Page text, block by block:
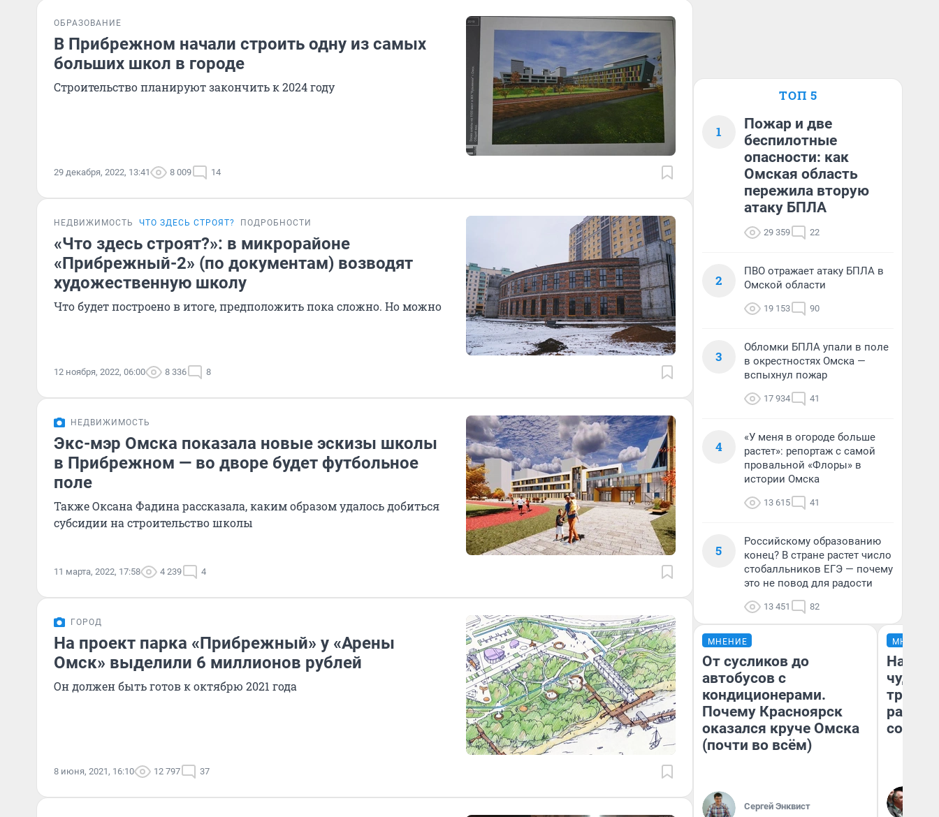
ОБРАЗОВАНИЕ
В Прибрежном начали строить одну из самых
больших школ в городе
Строительство планируют закончить к 2024 году
29 декабря, 2022, 13:41 8 009 14
НЕДВИЖИМОСТЬ ЧТО ЗДЕСЬ СТРОЯТ? ПОДРОБНОСТИ
«Что здесь строят?»: в микрорайоне
«Прибрежный-2» (по документам) возводят
художественную школу
Что будет построено в итоге, предположить пока сложно. Но можно
12 ноября, 2022, 06:00 8 336 8
НЕДВИЖИМОСТЬ
Экс-мэр Омска показала новые эскизы школы
в Прибрежном — во дворе будет футбольное
поле
Также Оксана Фадина рассказала, каким образом удалось добиться
субсидии на строительство школы
11 марта, 2022, 17:58 4 239 4
ГОРОД
На проект парка «Прибрежный» у «Арены
Омск» выделили 6 миллионов рублей
Он должен быть готов к октябрю 2021 года
8 июня, 2021, 16:10 12 797 37
ТОП 5
1
Пожар и две
беспилотные
опасности: как
Омская область
пережила вторую
атаку БПЛА
29 359 22
2
ПВО отражает атаку БПЛА в
Омской области
19 153 90
3
Обломки БПЛА упали в поле
в окрестностях Омска —
вспыхнул пожар
17 934 41
4
«У меня в огороде больше
растет»: репортаж с самой
провальной «Флоры» в
истории Омска
13 615 41
5
Российскому образованию
конец? В стране растет число
стобалльников ЕГЭ — почему
это не повод для радости
13 451 82
МНЕНИЕ
От сусликов до
автобусов с
кондиционерами.
Почему Красноярск
оказался круче Омска
(почти во всём)
Сергей Энквист
МНЕНИЕ
чудом